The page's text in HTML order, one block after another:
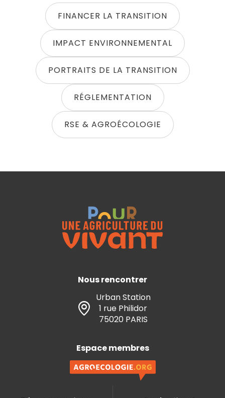
FINANCER LA TRANSITION
IMPACT ENVIRONNEMENTAL
PORTRAITS DE LA TRANSITION
RÉGLEMENTATION
RSE & AGROÉCOLOGIE
Nous rencontrer
Urban Station
1 rue Philidor
75020 PARIS
Espace membres